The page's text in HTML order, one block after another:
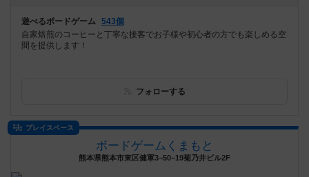
遊べるボードゲーム 543個
自家焙煎のコーヒーと丁寧な接客でお子様や初心者の方でも楽しめる空
間を提供します！
フォローする
プレイスペース
ボードゲームくまもと
熊本県熊本市東区健軍3−50−19菊乃井ビル2F